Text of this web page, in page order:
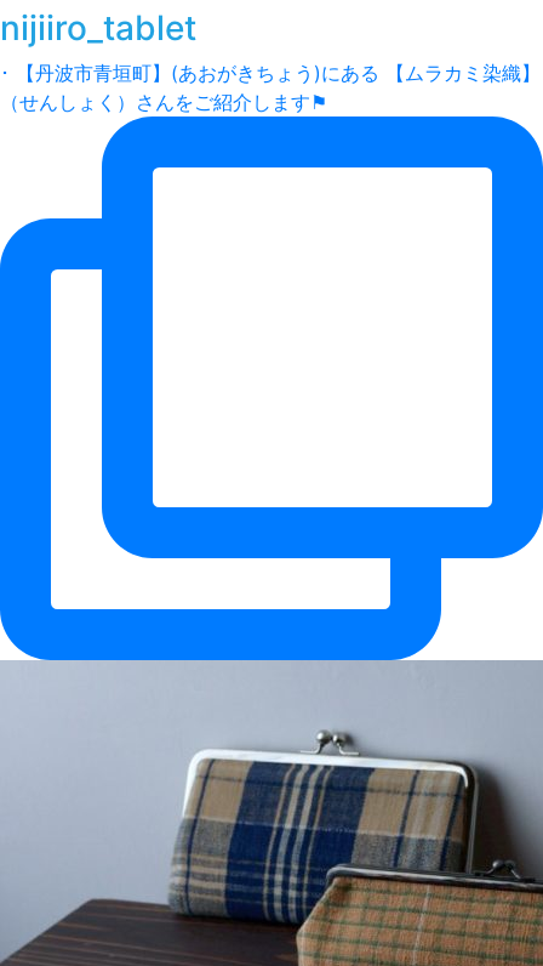
nijiiro_tablet
･ 【丹波市青垣町】(あおがきちょう)にある 【ムラカミ染織】
（せんしょく）さんをご紹介します⚑